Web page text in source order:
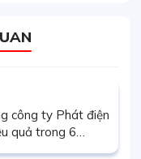
công ty Phát điện
quả trong 6